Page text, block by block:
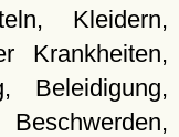
Kleidern,
Krankheiten,
Beleidigung,